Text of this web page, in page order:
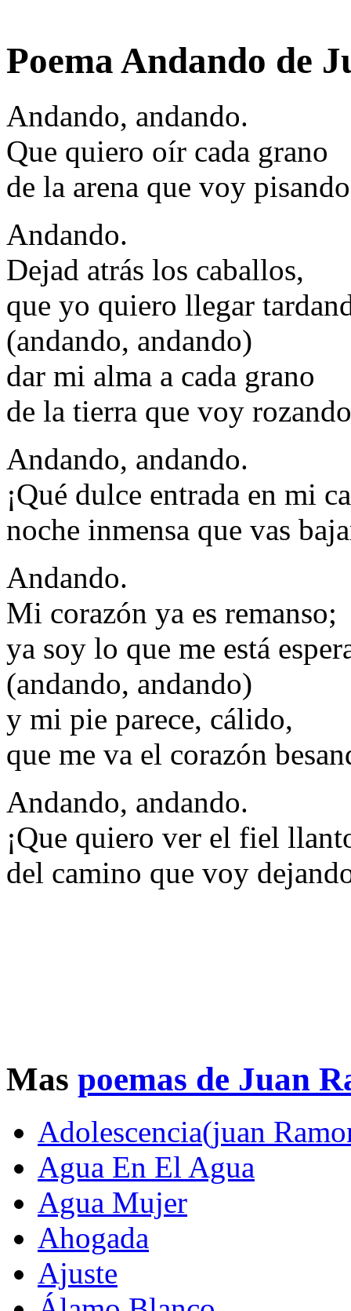
Poema Andando de
Andando, andando.
Que quiero oír cada grano
de la arena que voy
Andando.
Dejad atrás los caballos,
que yo quiero llegar
(andando, andando)
dar mi alma a cada grano
de la tierra que voy
Andando, andando.
¡Qué dulce entrada en mi
noche inmensa que vas
Andando.
Mi corazón ya es remanso;
ya soy lo que me está
(andando, andando)
y mi pie parece, cálido,
que me va el corazón
Andando, andando.
¡Que quiero ver el fiel
del camino que voy
Mas poemas de Juan
Adolescencia(juan
Agua En El Agua
Agua Mujer
Ahogada
Ajuste